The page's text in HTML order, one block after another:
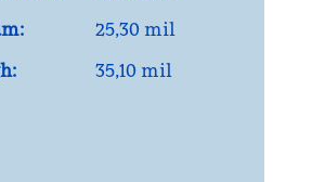
25,30 mil
35,10 mil